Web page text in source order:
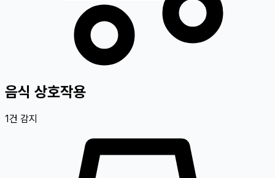
음식 상호작용
1건 감지